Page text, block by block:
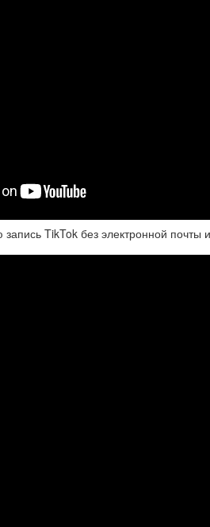
запись TikTok без электронной